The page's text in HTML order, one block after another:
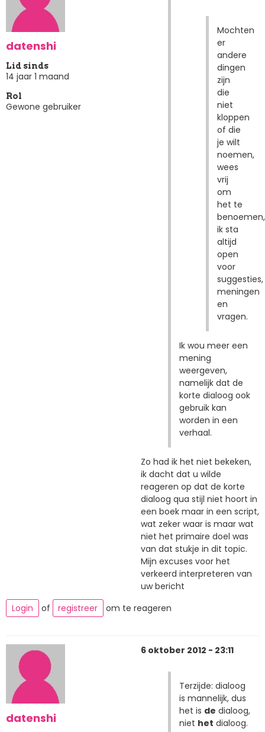
datenshi
Lid sinds
14 jaar 1 maand
Rol
Gewone gebruiker
Mochten
er
andere
dingen
zijn
die
niet
kloppen
of die
je wilt
noemen,
wees
vrij
om
het te
benoemen,
ik sta
altijd
open
voor
suggesties,
meningen
en
vragen.
Ik wou meer een
mening
weergeven,
namelijk dat de
korte dialoog ook
gebruik kan
worden in een
verhaal.
Zo had ik het niet bekeken,
ik dacht dat u wilde
reageren op dat de korte
dialoog qua stijl niet hoort in
een boek maar in een script,
wat zeker waar is maar wat
niet het primaire doel was
van dat stukje in dit topic.
Mijn excuses voor het
verkeerd interpreteren van
uw bericht
Login
of registreer om te reageren
datenshi
6 oktober 2012 - 23:11
Terzijde: dialoog
is mannelijk, dus
het is de dialoog,
niet het dialoog.